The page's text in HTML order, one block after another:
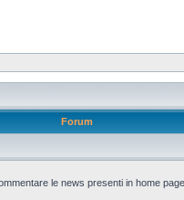
Forum
le news presenti in home